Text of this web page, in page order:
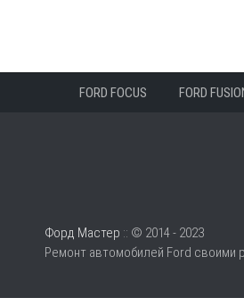
FORD FOCUS FORD
Форд Мастер :: © 2014 - 2023
Ремонт автомобилей Ford своими